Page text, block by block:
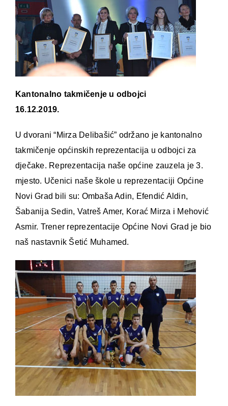
Kantonalno takmičenje u odbojci
16.12.2019.
U dvorani “Mirza Delibašić” održano je kantonalno
takmičenje općinskih reprezentacija u odbojci za
dječake. Reprezentacija naše općine zauzela je 3.
mjesto. Učenici naše škole u reprezentaciji Općine
Novi Grad bili su: Ombaša Adin, Efendić Aldin,
Šabanija Sedin, Vatreš Amer, Korać Mirza i Mehović
Asmir. Trener reprezentacije Općine Novi Grad je bio
naš nastavnik Šetić Muhamed.